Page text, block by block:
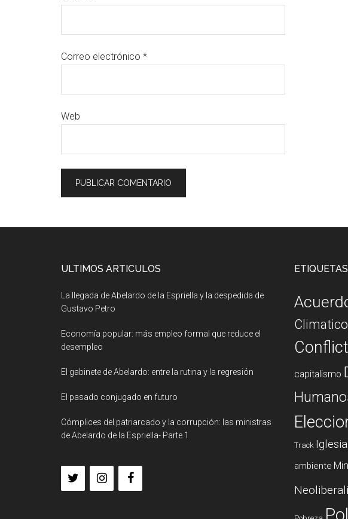
Correo electrónico *
Web
ULTIMOS ARTICULOS
La llegada de Abelardo de la Espriella y la despedida de
Gustavo Petro
Economía popular: más empleo formal que reduce el
desempleo
El gabinete de Abelardo: entre la rutina y la regresión
El pasado conjugado en futuro
Cómplices del patriarcado y la corrupción: las ministras
de Abelardo de la Espriella- Parte 1
ETIQUETAS
Climatico
capitalismo
Track Iglesia
ambiente